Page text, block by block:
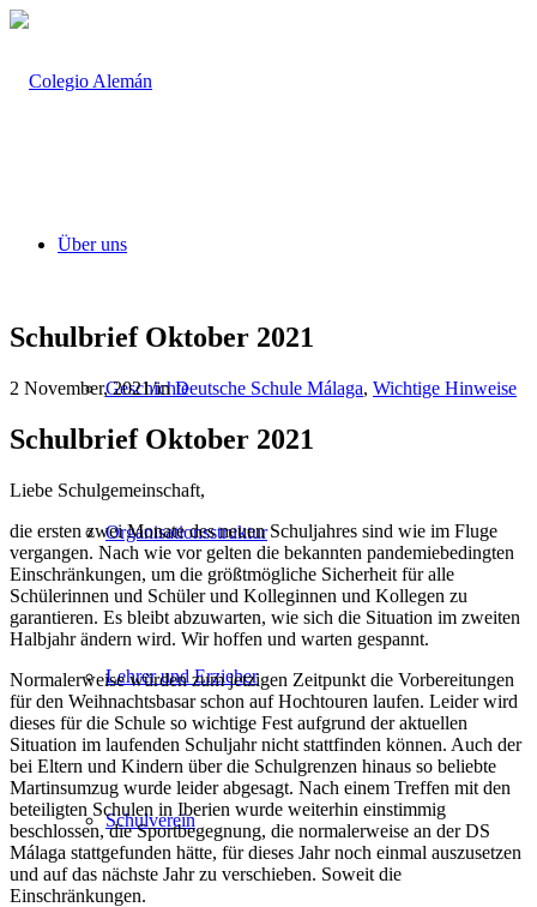
Über uns
Geschichte
Organisationsstruktur
Lehrer und Erzieher
Schulverein
Schulbrief Oktober 2021
2 November, 2021/inDeutsche Schule Málaga, Wichtige Hinweise
Schulbrief Oktober 2021
Liebe Schulgemeinschaft,
die ersten zwei Monate des neuen Schuljahres sind wie im Fluge
vergangen. Nach wie vor gelten die bekannten pandemiebedingten
Einschränkungen, um die größtmögliche Sicherheit für alle
Schülerinnen und Schüler und Kolleginnen und Kollegen zu
garantieren. Es bleibt abzuwarten, wie sich die Situation im zweiten
Halbjahr ändern wird. Wir hoffen und warten gespannt.
Normalerweise würden zum jetzigen Zeitpunkt die Vorbereitungen
für den Weihnachtsbasar schon auf Hochtouren laufen. Leider wird
dieses für die Schule so wichtige Fest aufgrund der aktuellen
Situation im laufenden Schuljahr nicht stattfinden können. Auch der
bei Eltern und Kindern über die Schulgrenzen hinaus so beliebte
Martinsumzug wurde leider abgesagt. Nach einem Treffen mit den
beteiligten Schulen in Iberien wurde weiterhin einstimmig
beschlossen, die Sportbegegnung, die normalerweise an der DS
Málaga stattgefunden hätte, für dieses Jahr noch einmal auszusetzen
und auf das nächste Jahr zu verschieben. Soweit die
Einschränkungen.